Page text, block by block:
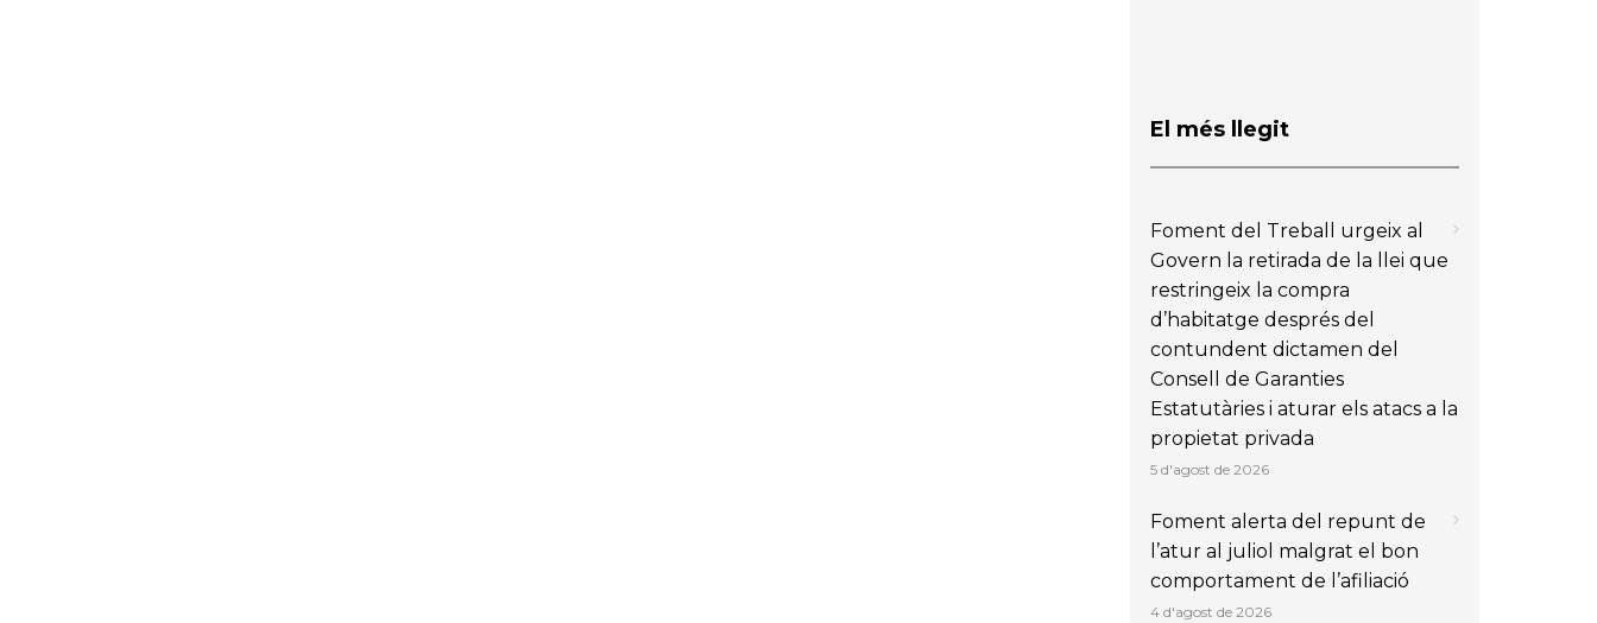
El més llegit
Foment del Treball urgeix al
Govern la retirada de la llei que
restringeix la compra
d’habitatge després del
contundent dictamen del
Consell de Garanties
Estatutàries i aturar els atacs a la
propietat privada
5 d'agost de 2026
Foment alerta del repunt de
l’atur al juliol malgrat el bon
comportament de l’afiliació
4 d'agost de 2026